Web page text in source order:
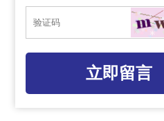
立即留言